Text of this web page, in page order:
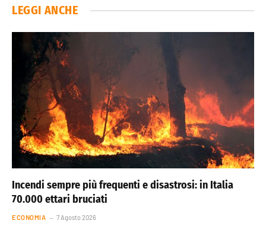
LEGGI ANCHE
Incendi sempre più frequenti e disastrosi: in Italia
70.000 ettari bruciati
ECONOMIA 7 Agosto 2026